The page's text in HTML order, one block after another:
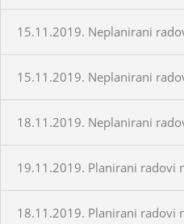
15.11.2019. Neplanirani
15.11.2019. Neplanirani
18.11.2019. Neplanirani
19.11.2019. Planirani radovi
18.11.2019. Planirani radovi